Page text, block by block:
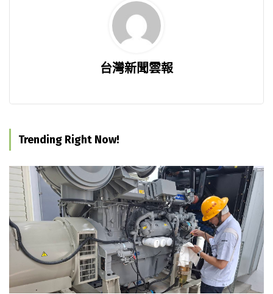
台灣新聞雲報
Trending Right Now!